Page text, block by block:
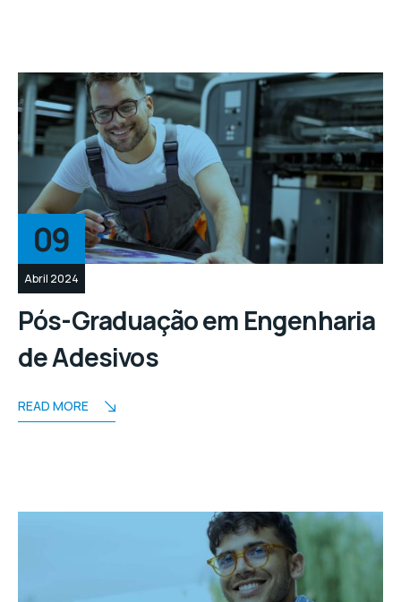
09
Abril 2024
Pós-Graduação em Engenharia
de Adesivos
READ MORE